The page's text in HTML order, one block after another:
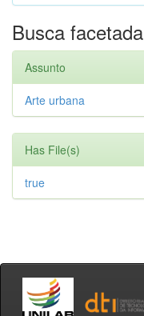
Busca facetada
Assunto
Arte urbana
Has File(s)
true